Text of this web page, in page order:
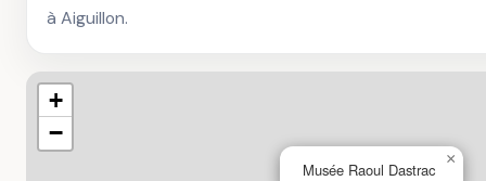
à Aiguillon.
Musée Raoul Dastrac
×
+
−